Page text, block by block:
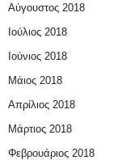
Αύγουστος 2018
Ιούλιος 2018
Ιούνιος 2018
Μάιος 2018
Απρίλιος 2018
Μάρτιος 2018
Φεβρουάριος 2018